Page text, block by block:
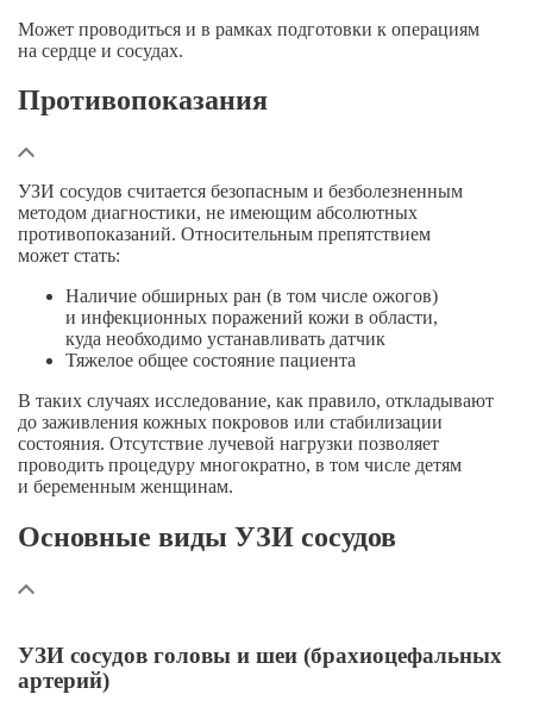
Может проводиться и в рамках подготовки к операциям
на сердце и сосудах.
Противопоказания
УЗИ сосудов считается безопасным и безболезненным
методом диагностики, не имеющим абсолютных
противопоказаний. Относительным препятствием
может стать:
Наличие обширных ран (в том числе ожогов)
и инфекционных поражений кожи в области,
куда необходимо устанавливать датчик
Тяжелое общее состояние пациента
В таких случаях исследование, как правило, откладывают
до заживления кожных покровов или стабилизации
состояния. Отсутствие лучевой нагрузки позволяет
проводить процедуру многократно, в том числе детям
и беременным женщинам.
Основные виды УЗИ сосудов
УЗИ сосудов головы и шеи (брахиоцефальных
артерий)